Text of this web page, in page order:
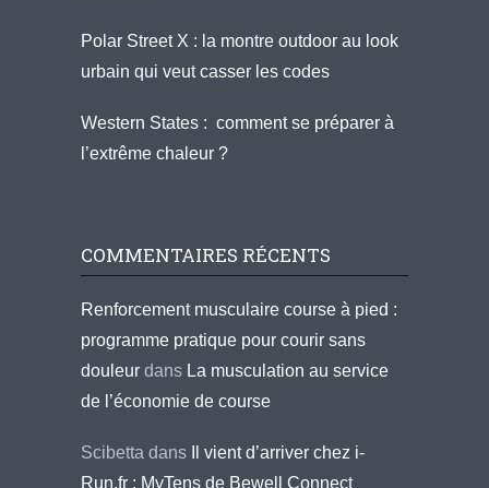
Polar Street X : la montre outdoor au look
urbain qui veut casser les codes
Western States : comment se préparer à
l’extrême chaleur ?
COMMENTAIRES RÉCENTS
Renforcement musculaire course à pied :
programme pratique pour courir sans
douleur dans La musculation au service
de l’économie de course
Scibetta dans
Il vient d’arriver chez i-
Run.fr : MyTens de Bewell Connect